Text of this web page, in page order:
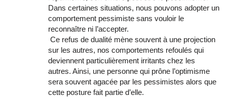
Dans certaines situations, nous pouvons adopter un
comportement pessimiste sans vouloir le
reconnaître ni l’accepter.
Ce refus de dualité mène souvent à une projection
sur les autres, nos comportements refoulés qui
deviennent particulièrement irritants chez les
autres. Ainsi, une personne qui prône l’optimisme
sera souvent agacée par les pessimistes alors que
cette posture fait partie d’elle.